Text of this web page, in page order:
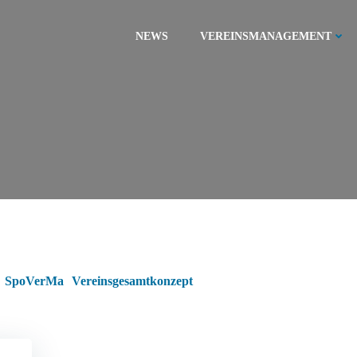
NEWS VEREINSMANAGEMENT
SpoVerMa Vereinsgesamtkonzept